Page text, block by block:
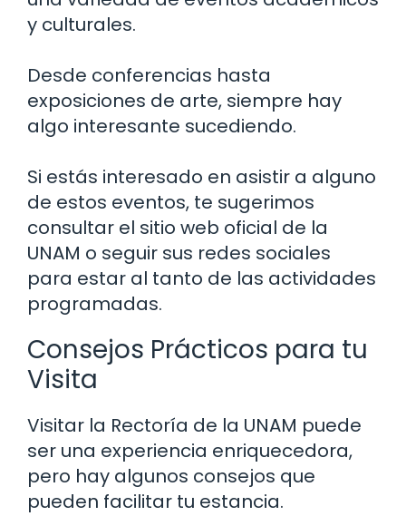
y culturales.
Desde conferencias hasta
exposiciones de arte, siempre hay
algo interesante sucediendo.
Si estás interesado en asistir a alguno
de estos eventos, te sugerimos
consultar el sitio web oficial de la
UNAM o seguir sus redes sociales
para estar al tanto de las actividades
programadas.
Consejos Prácticos para tu
Visita
Visitar la Rectoría de la UNAM puede
ser una experiencia enriquecedora,
pero hay algunos consejos que
pueden facilitar tu estancia.